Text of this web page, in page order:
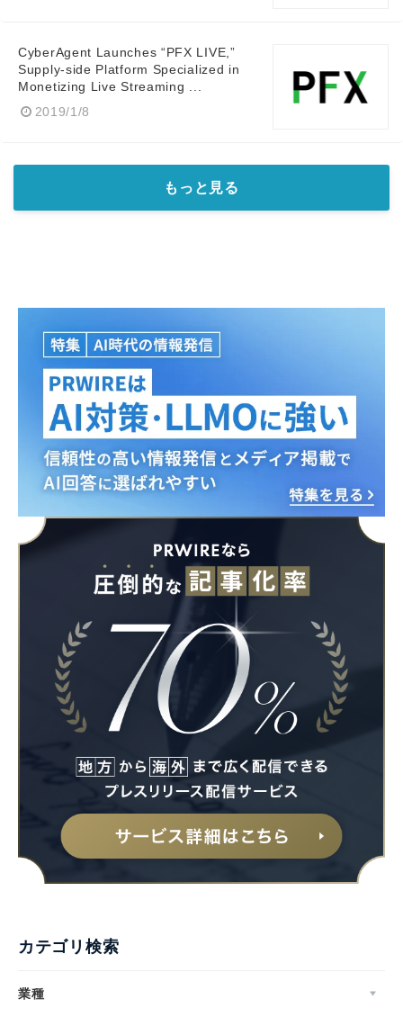
CyberAgent Launches “PFX LIVE,”
Supply-side Platform Specialized in
Monetizing Live Streaming ...
2019/1/8
もっと見る
カテゴリ検索
業種